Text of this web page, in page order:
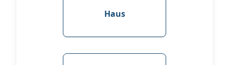
Haus